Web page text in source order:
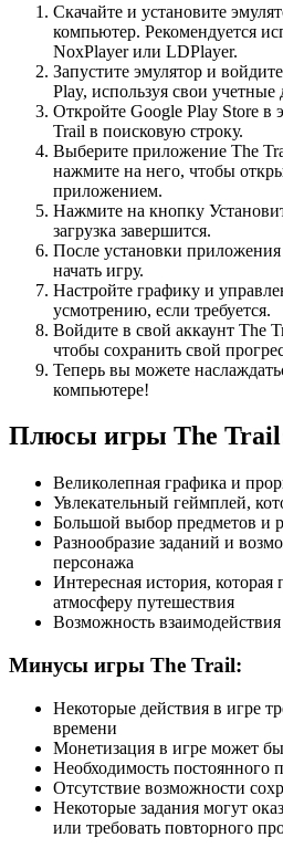
Скачайте и установите
компьютер. Рекомендуется
NoxPlayer или LDPlayer.
Запустите эмулятор и
Play, используя свои учетные
Откройте Google Play Store в
Trail в поисковую строку.
Выберите приложение The
нажмите на него, чтобы
приложением.
Нажмите на кнопку
загрузка завершится.
После установки приложения
начать игру.
Настройте графику и
усмотрению, если требуется.
Войдите в свой аккаунт The
чтобы сохранить свой
Теперь вы можете
компьютере!
Плюсы игры The
Великолепная графика и
Увлекательный геймплей,
Большой выбор предметов и
Разнообразие заданий и
персонажа
Интересная история, которая
атмосферу путешествия
Возможность
Минусы игры The Trail:
Некоторые действия в игре
времени
Монетизация в игре может
Необходимость постоянного
Отсутствие возможности
Некоторые задания могут
или требовать повторного